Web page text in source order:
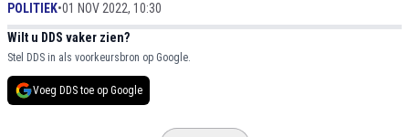
POLITIEK•01 NOV 2022, 10:30
Wilt u DDS vaker zien?
Stel DDS in als voorkeursbron op Google.
Voeg DDS toe op Google